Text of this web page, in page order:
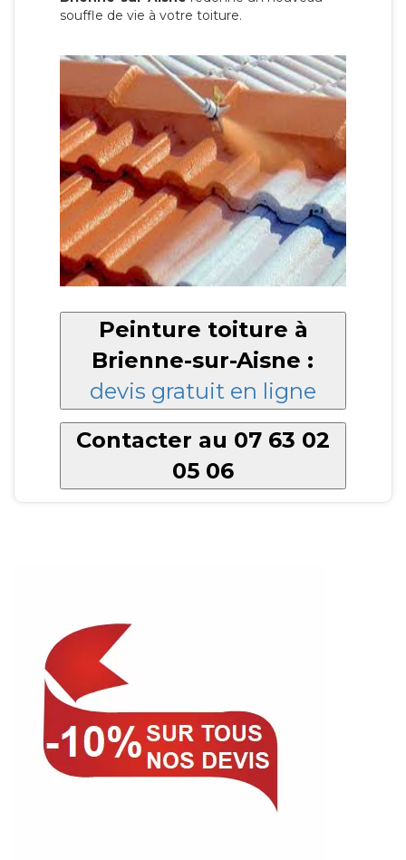
souffle de vie à votre toiture.
Peinture toiture à
Brienne-sur-Aisne :
devis gratuit en ligne
Contacter au 07 63 02
05 06